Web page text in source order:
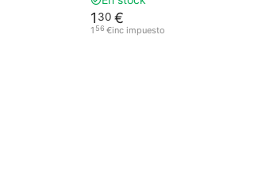
1 30 €
1 56 €inc impuesto